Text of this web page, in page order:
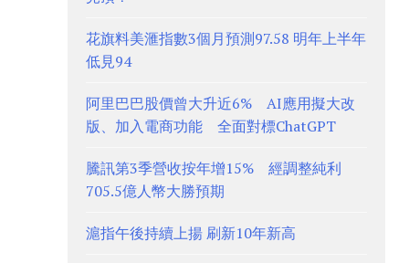
花旗料美滙指數3個月預測97.58 明年上半年
低見94
阿里巴巴股價曾大升近6% AI應用擬大改
版、加入電商功能 全面對標ChatGPT
騰訊第3季營收按年增15% 經調整純利
705.5億人幣大勝預期
滬指午後持續上揚 刷新10年新高